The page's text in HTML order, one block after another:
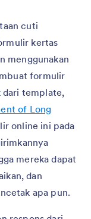
cuti
kertas
menggunakan
formulir
dari template,
of Long
online ini pada
mereka dapat
dan
apa pun.